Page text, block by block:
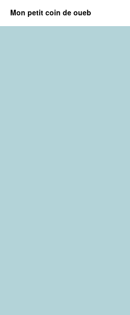
Mon petit coin de oueb